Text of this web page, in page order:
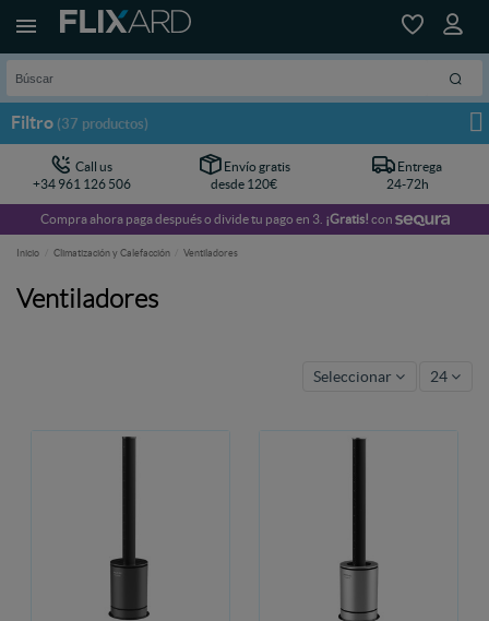
Filtro (37 productos)
Call us
+34 961 126 506
Envío gratis
desde 120€
Entrega
24-72h
Compra ahora paga después o divide tu pago en 3. ¡Gratis! con
Inicio Climatización y Calefacción Ventiladores
Ventiladores
Seleccionar 24